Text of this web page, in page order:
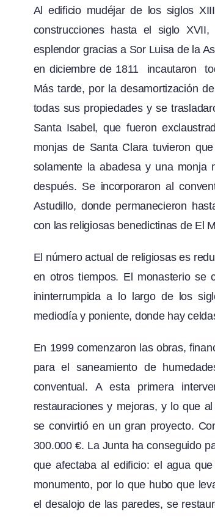
Al edificio mudéjar de los siglos
construcciones hasta el siglo
esplendor gracias a Sor Luisa de la
en diciembre de 1811 incautaron
Más tarde, por la desamortización
todas sus propiedades y se
Santa Isabel, que fueron
monjas de Santa Clara tuvieron
solamente la abadesa y una monja
después. Se incorporaron al
Astudillo, donde permanecieron
con las religiosas benedictinas de El
El número actual de religiosas es
en otros tiempos. El monasterio se
ininterrumpida a lo largo de los
mediodía y poniente, donde hay
En 1999 comenzaron las obras,
para el saneamiento de
conventual. A esta primera
restauraciones y mejoras, y lo que
se convirtió en un gran proyecto.
300.000 €. La Junta ha conseguido
que afectaba al edificio: el agua
monumento, por lo que hubo que
el desalojo de las paredes, se